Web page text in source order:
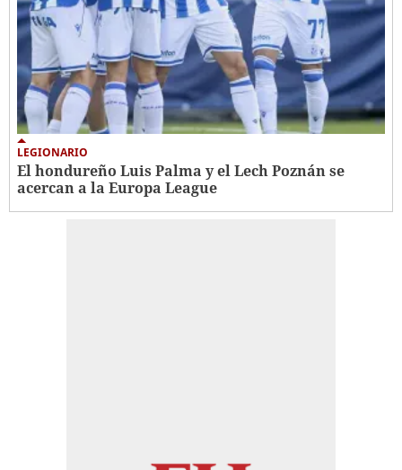
LEGIONARIO
El hondureño Luis Palma y el Lech Poznán se
acercan a la Europa League